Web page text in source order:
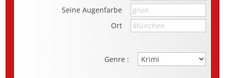
Seine Augenfarbe
Ort
Genre :